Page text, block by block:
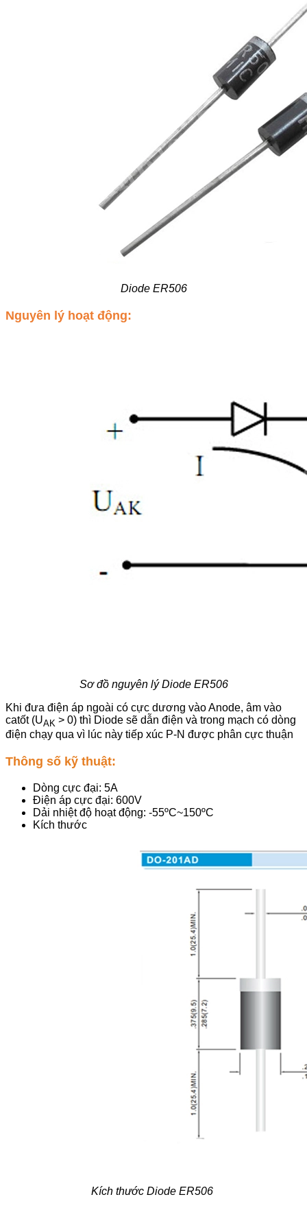
Diode ER506
Nguyên lý hoạt động:
Sơ đồ nguyên lý Diode ER506
Khi đưa điện áp ngoài có cực dương vào Anode, âm vào
catốt (UAK > 0) thì Diode sẽ dẫn điện và trong mạch có dòng
điện chạy qua vì lúc này tiếp xúc P-N được phân cực thuận
Thông số kỹ thuật:
Dòng cực đại: 5A
Điện áp cực đại: 600V
Dải nhiệt độ hoạt động: -55ºC~150ºC
Kích thước
Kích thước Diode ER506